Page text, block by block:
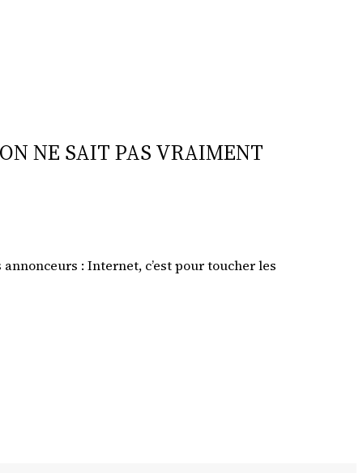
NE SAIT PAS VRAIMENT
: Internet, c’est pour toucher les